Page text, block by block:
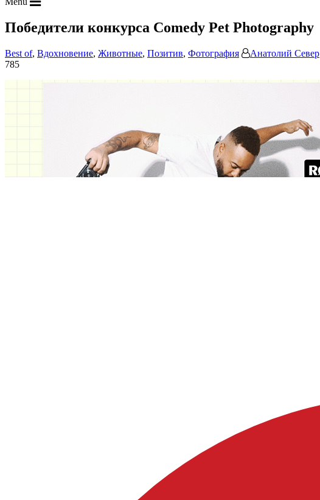
Победители конкурса Comedy Pet Photography
Best of, Вдохновение, Животные, Позитив, Фотография Анатолий Север
785